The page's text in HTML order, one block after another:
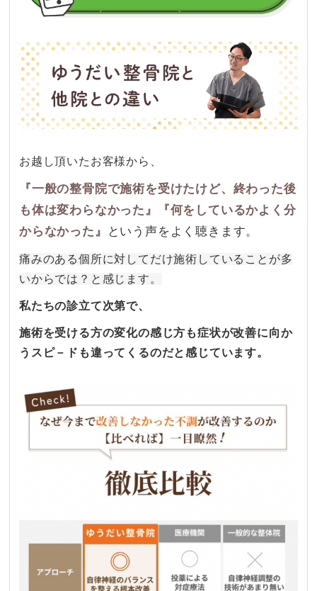
お越し頂いたお客様から、
『一般の整骨院で施術を受けたけど、終わった後
も体は変わらなかった』『何をしているかよく分
からなかった』
という声をよく聴きます。
痛みのある個所に対してだけ施術していることが多
いからでは？と感じます。
私たちの診立て次第で、
施術を受ける方の変化の感じ方も症状が改善に向か
うスピ－ドも違ってくるのだと感じています。